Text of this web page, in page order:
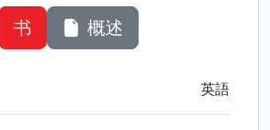
书 概述
英語